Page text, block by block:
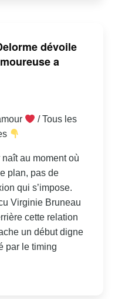
dévoile
a
/ Tous les
naît au moment où
plan, pas de
qui s’impose.
Virginie Bruneau
cette relation
un début digne
par le timing